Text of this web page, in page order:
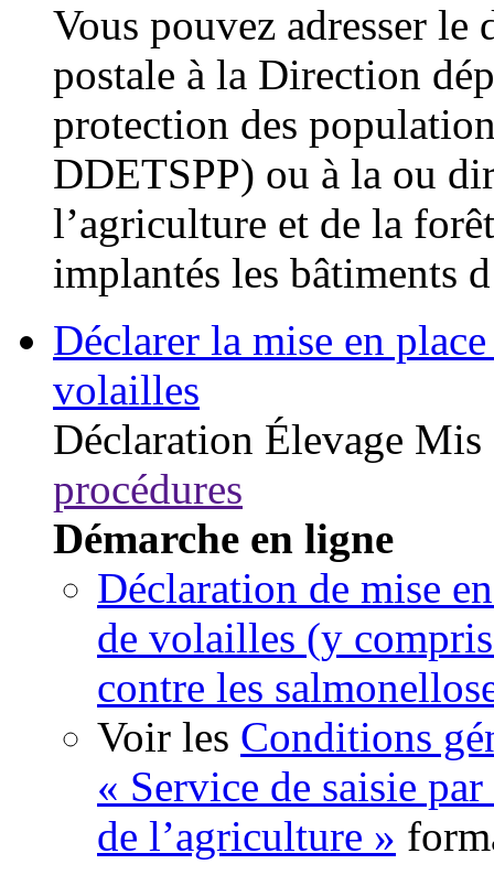
Vous pouvez adresser le
postale à la Direction
protection des
DDETSPP) ou à la ou
l’agriculture et de la
implantés les bâtiments
Déclarer la mise en
volailles
Déclaration Élevage Mis
procédures
Démarche en ligne
Déclaration de mise
de volailles (y
contre les
Voir les Conditions
« Service de saisie
de l’agriculture »